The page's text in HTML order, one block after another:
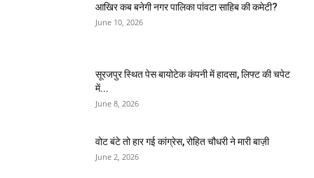
आखिर कब बनेगी नगर पालिका पांवटा साहिब की कमेटी?
June 10, 2026
सूरजपुर स्थित पेस बायोटेक कंपनी में हादसा, लिफ्ट की चपेट
में...
June 8, 2026
वोट बंटे तो हार गई कांग्रेस, रोहित चौधरी ने मारी बाज़ी
June 2, 2026